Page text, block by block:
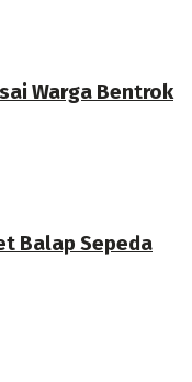
Warga Bentrok
Balap Sepeda